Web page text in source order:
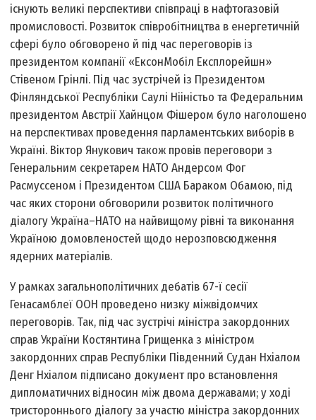
існують великі перспективи співпраці в нафтогазовій
промисловості. Розвиток співробітництва в енергетичній
сфері було обговорено й під час переговорів із
президентом компанії «ЕксонМобіл Експлорейшн»
Стівеном Грінлі. Під час зустрічей із Президентом
Фінляндської Республіки Саулі Нііністьо та Федеральним
президентом Австрії Хайнцом Фішером було наголошено
на перспективах проведення парламентських виборів в
Україні. Віктор Янукович також провів переговори з
Генеральним секретарем НАТО Андерсом Фог
Расмуссеном і Президентом США Бараком Обамою, під
час яких сторони обговорили розвиток політичного
діалогу Україна–НАТО на найвищому рівні та виконання
Україною домовленостей щодо нерозповсюдження
ядерних матеріалів.
У рамках загальнополітичних дебатів 67-ї сесії
Генасамблеї ООН проведено низку міжвідомчих
переговорів. Так, під час зустрічі міністра закордонних
справ України Костянтина Грищенка з міністром
закордонних справ Республіки Південний Судан Нхіалом
Денг Нхіалом підписано документ про встановлення
дипломатичних відносин між двома державами; у ході
тристороннього діалогу за участю міністра закордонних